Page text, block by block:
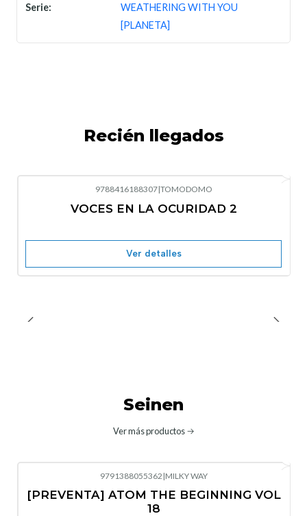
Serie:
WEATHERING WITH YOU
[PLANETA]
Recién llegados
9788416188307|TOMODOMO
VOCES EN LA OCURIDAD 2
Ver detalles
Seinen
Ver más productos
9791388055362 |MILKY WAY
[PREVENTA] ATOM THE BEGINNING VOL
18